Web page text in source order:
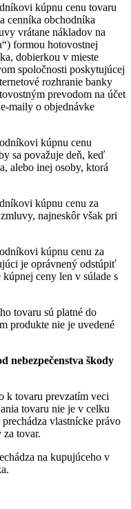
kúpnu cenu tovaru
cenníka obchodníka
vrátane nákladov na
formou hotovostnej
dobierkou v mieste
spoločnosti poskytujúcej
rozhranie banky
prevodom na účet
maily o objednávke
kúpnu cenu
sa považuje deň, keď
alebo inej osoby, ktorá
kúpnu cenu za
najneskôr však pri
kúpnu cenu za
je oprávnený odstúpiť
ceny len v súlade s
tovaru sú platné do
produkte nie je uvedené
nebezpečenstva škody
k tovaru prevzatím veci
tovaru nie je v celku
vlastnícke právo
tovar.
na kupujúceho v